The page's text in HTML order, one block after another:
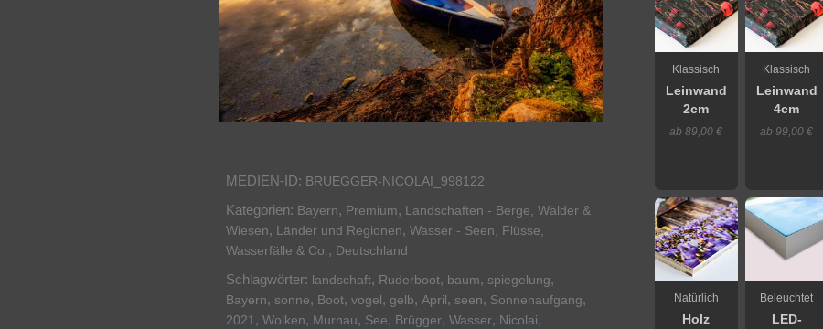
MEDIEN-ID: BRUEGGER-NICOLAI_998122
Kategorien: Bayern, Premium, Landschaften - Berge, Wälder &
Wiesen, Länder und Regionen, Wasser - Seen, Flüsse,
Wasserfälle & Co. , Deutschland
Schlagwörter: landschaft, Ruderboot, baum, spiegelung,
Bayern, sonne, Boot, vogel, gelb, April, seen, Sonnenaufgang,
2021 , Wolken, Murnau, See, Brügger, Wasser, Nicolai,
Klassisch
Leinwand
2cm
ab 89,00 €
Klassisch
Leinwand
4cm
ab 99,00 €
Natürlich
Holz
Beleuchtet
LED-